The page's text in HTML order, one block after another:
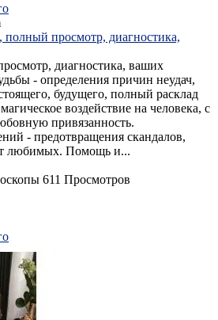
полный просмотр, диагностика,
диагностика, ваших
- определения причин неудач,
будущего, полный расклад
воздействие на человека, с
привязанность.
- предотвращения скандалов,
любимых. Помощь и...
611 Просмотров